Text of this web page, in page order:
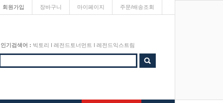
회원가입 장바구니 마이페이지 주문/배송조회
인기검색어 : 빅토리 I 레전드토너먼트 I 레전드익스트림